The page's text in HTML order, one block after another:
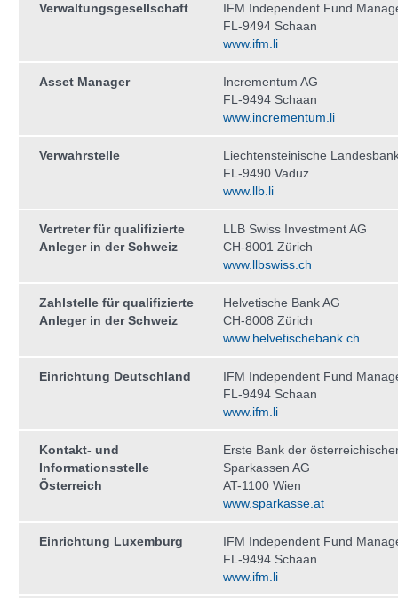
Verwaltungs­gesellschaft
IFM Independent Fund
FL-9494 Schaan
www.ifm.li
Asset Manager
Incrementum AG
FL-9494 Schaan
www.incrementum.li
Verwahrstelle
Liechtensteinische
FL-9490 Vaduz
www.llb.li
Vertreter für qualifizierte
Anleger in der Schweiz
LLB Swiss Investment AG
CH-8001 Zürich
www.llbswiss.ch
Zahlstelle für qualifizierte
Anleger in der Schweiz
Helvetische Bank AG
CH-8008 Zürich
www.helvetischebank.ch
Einrichtung Deutschland
IFM Independent Fund
FL-9494 Schaan
www.ifm.li
Kontakt- und
Informationsstelle
Österreich
Erste Bank der
Sparkassen AG
AT-1100 Wien
www.sparkasse.at
Einrichtung Luxemburg
IFM Independent Fund
FL-9494 Schaan
www.ifm.li